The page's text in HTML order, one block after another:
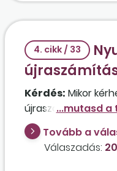
4. cikk / 33
Kérdés: Mikor
újraszámítása?
Tovább a
Válaszadás: